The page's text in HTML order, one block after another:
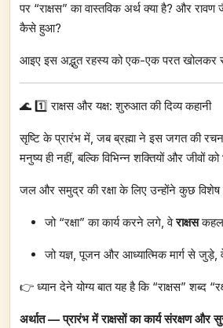
पर “राक्षस” का वास्तविक अर्थ क्या है? और रावण
कैसे हुआ?
आइए इस अद्भुत रहस्य को एक-एक परत खोलकर
🌊 1️⃣ राक्षस और यक्ष: शुरुआत की दिव्य कहानी
सृष्टि के प्रारंभ में, जब ब्रह्मा ने इस जगत की
मनुष्य ही नहीं, बल्कि विभिन्न शक्तियों और जीवों को
जल और समुद्र की रक्षा के लिए उन्होंने कुछ
जो “रक्षा” का कार्य करने लगे, वेराक्षस
जो यज्ञ, पूजन और आध्यात्मिक मार्ग से जुड़े,
👉 ध्यान देने योग्य बात यह है कि “राक्षस” शब्द
अर्थात — प्रारंभ में राक्षसों का कार्य संरक्षण और